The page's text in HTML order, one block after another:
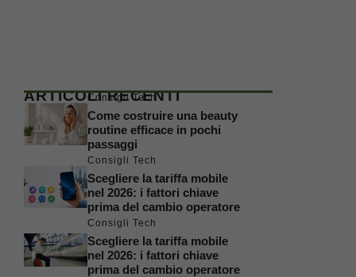
ARTICOLI RECENTI
Consigli Tech
Come costruire una beauty
routine efficace in pochi
passaggi
Consigli Tech
Scegliere la tariffa mobile
nel 2026: i fattori chiave
prima del cambio operatore
Consigli Tech
Scegliere la tariffa mobile
nel 2026: i fattori chiave
prima del cambio operatore